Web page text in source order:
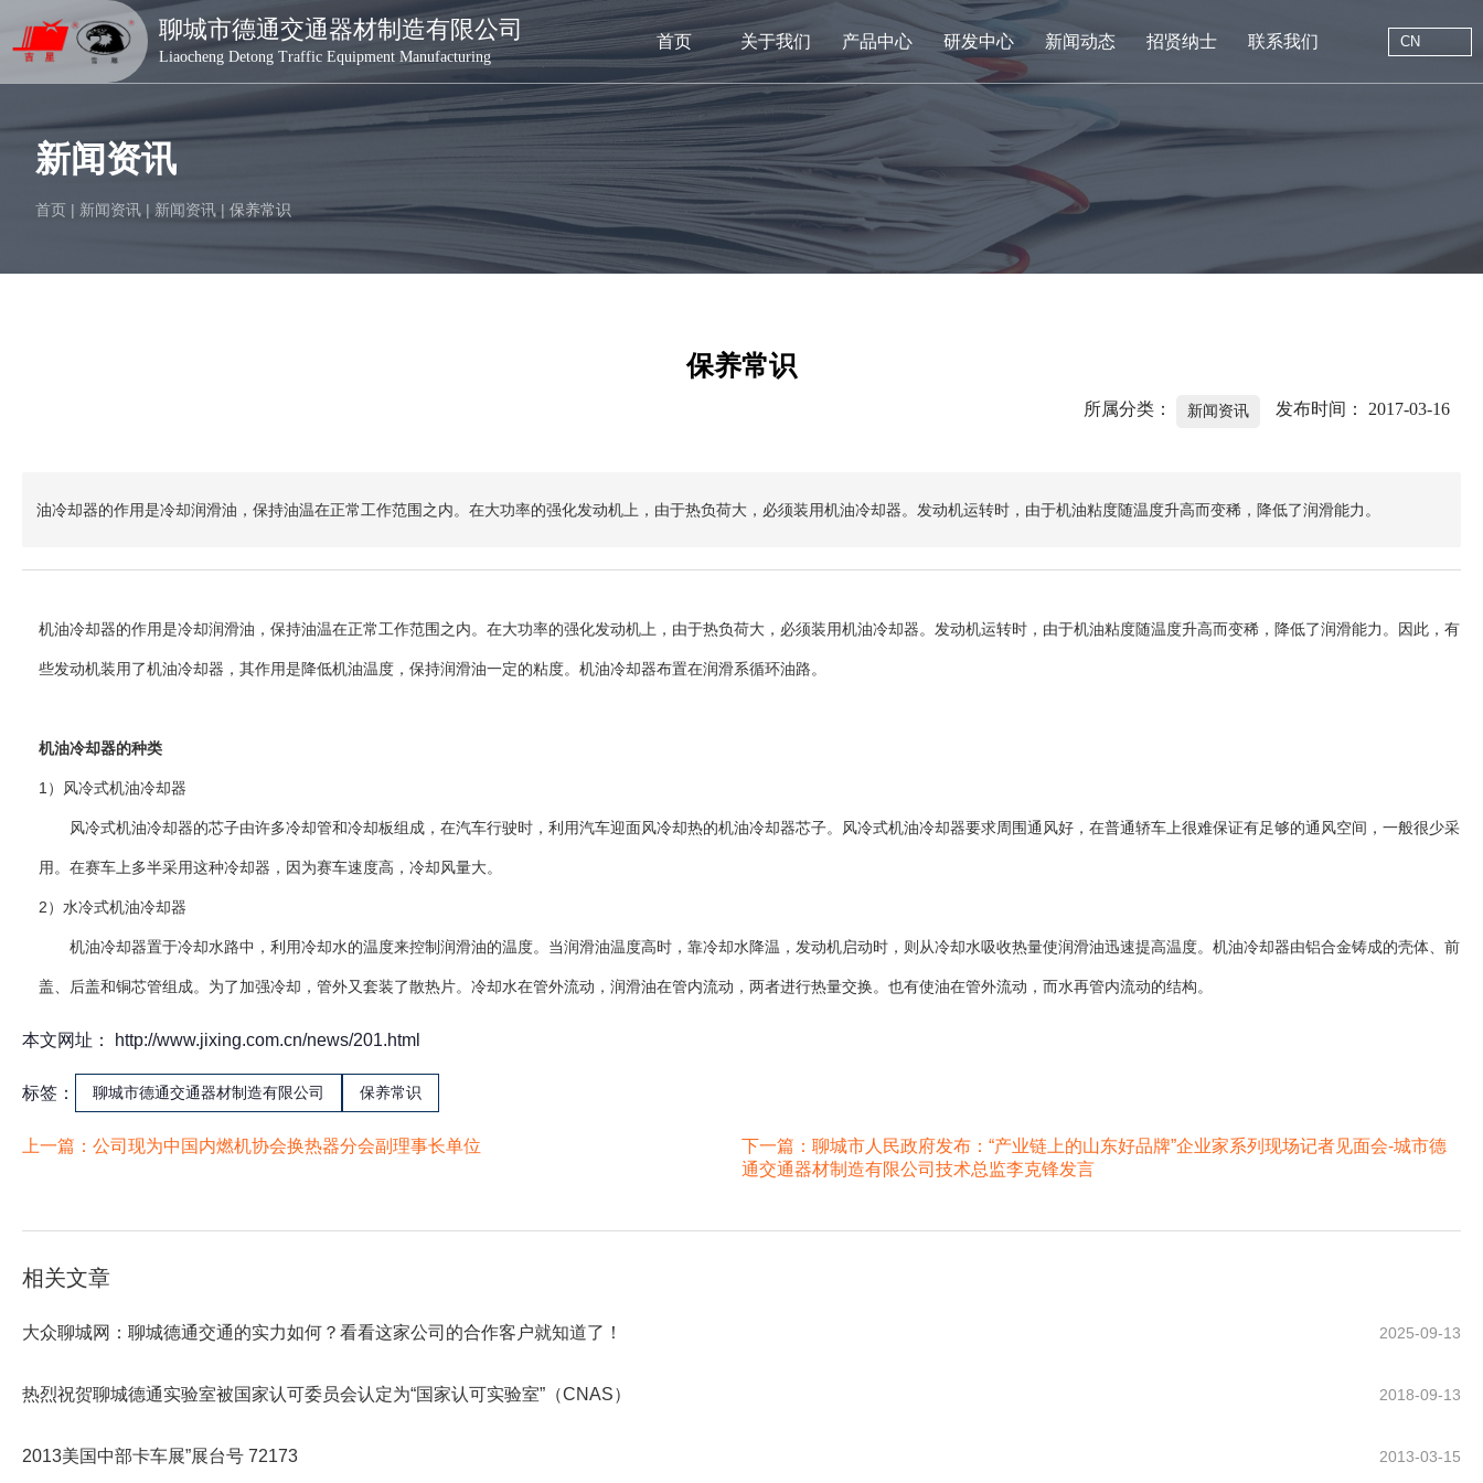
聊城市德通交通器材制造有限公司
Liaocheng Detong Traffic Equipment Manufacturing
首页 关于我们 产品中心 研发中心 新闻动态 招贤纳士 联系我们 CN
德通交通器材
网站首页
产品中心
新闻动态
新闻资讯
首页 | 新闻资讯 | 新闻资讯 | 保养常识
保养常识
所属分类： 新闻资讯 发布时间： 2017-03-16
油冷却器的作用是冷却润滑油，保持油温在正常工作范围之内。在大功率的强化发动机上，由于热负荷大，必须装用机油冷却器。发动机运转时，由于机油粘度随温度升高而变稀，降低了润滑能力。
机油冷却器的作用是冷却润滑油，保持油温在正常工作范围之内。在大功率的强化发动机上，由于热负荷大，必须装用机油冷却器。发动机运转时，由于机油粘度随温度升高而变稀，降低了润滑能力。因此，有
些发动机装用了机油冷却器，其作用是降低机油温度，保持润滑油一定的粘度。机油冷却器布置在润滑系循环油路。
机油冷却器的种类
1）风冷式机油冷却器
风冷式机油冷却器的芯子由许多冷却管和冷却板组成，在汽车行驶时，利用汽车迎面风冷却热的机油冷却器芯子。风冷式机油冷却器要求周围通风好，在普通轿车上很难保证有足够的通风空间，一般很少采
用。在赛车上多半采用这种冷却器，因为赛车速度高，冷却风量大。
2）水冷式机油冷却器
机油冷却器置于冷却水路中，利用冷却水的温度来控制润滑油的温度。当润滑油温度高时，靠冷却水降温，发动机启动时，则从冷却水吸收热量使润滑油迅速提高温度。机油冷却器由铝合金铸成的壳体、前
盖、后盖和铜芯管组成。为了加强冷却，管外又套装了散热片。冷却水在管外流动，润滑油在管内流动，两者进行热量交换。也有使油在管外流动，而水再管内流动的结构。
本文网址： http://www.jixing.com.cn/news/201.html
标签： 聊城市德通交通器材制造有限公司 保养常识
上一篇： 公司现为中国内燃机协会换热器分会副理事长单位 下一篇： 聊城市人民政府发布：“产业链上的山东好品牌”企业家系列现场记者见面会-城市德
通交通器材制造有限公司技术总监李克锋发言
相关文章
2025-09-13
大众聊城网：聊城德通交通的实力如何？看看这家公司的合作客户就知道了！
2018-09-13
热烈祝贺聊城德通实验室被国家认可委员会认定为“国家认可实验室”（CNAS）
2013-03-15
2013美国中部卡车展”展台号 72173